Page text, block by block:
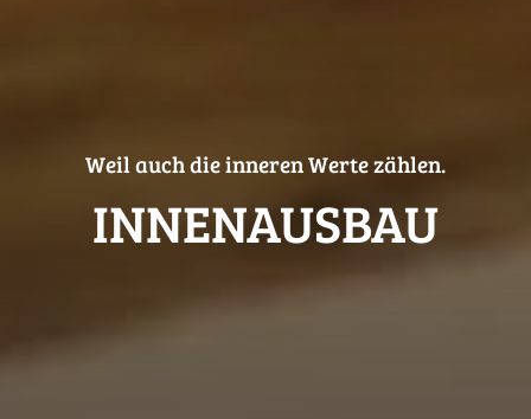
Weil auch die inneren Werte zählen.
INNEN­AUSBAU